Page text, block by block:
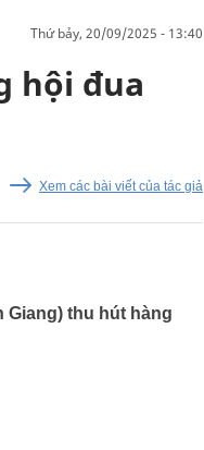
thứ bảy, 20/09/2025 - 13:40
hội đua
Xem các bài viết của tác giả
Giang) thu hút hàng